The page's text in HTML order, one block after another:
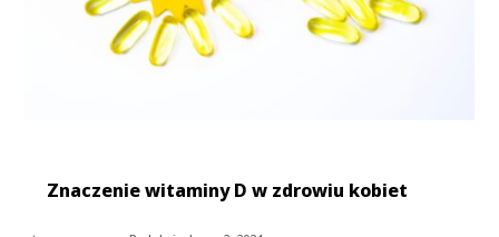
Znaczenie witaminy D w zdrowiu kobiet